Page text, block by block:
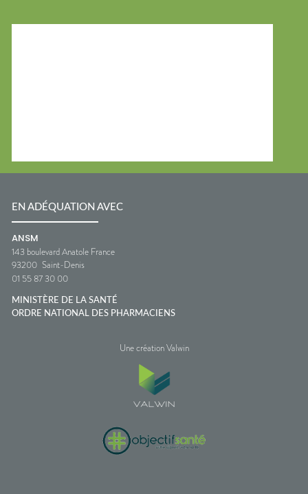
EN ADÉQUATION AVEC
ANSM
143 boulevard Anatole France
93200 Saint-Denis
01 55 87 30 00
MINISTÈRE DE LA SANTÉ
ORDRE NATIONAL DES PHARMACIENS
Une création Valwin